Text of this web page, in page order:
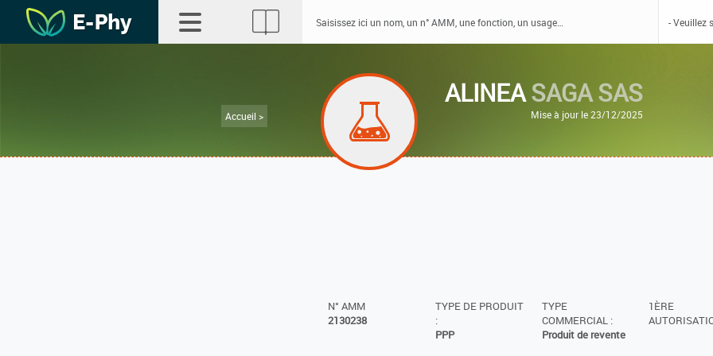
Accueil >
ALINEASAGA SAS
Mise à jour le 23/12/2025
N° AMM
2130238
TYPE DE PRODUIT
:
PPP
TYPE
COMMERCIAL :
Produit de revente
1ÈRE